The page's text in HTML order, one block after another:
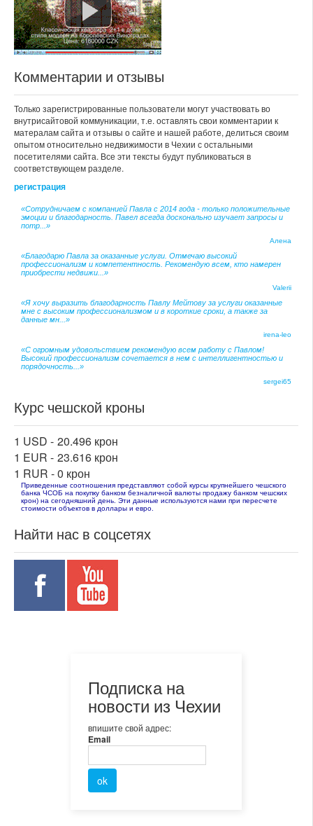
Комментарии и отзывы
Только зарегистрированные пользователи могут участвовать во
внутрисайтовой коммуникации, т.е. оставлять свои комментарии к
матералам сайта и отзывы о сайте и нашей работе, делиться своим
опытом относительно недвижимости в Чехии с остальными
посетителями сайта. Все эти тексты будут публиковаться в
соответствующем разделе.
регистрация
«Сотрудничаем с компанией Павла с 2014 года - только положительные
эмоции и благодарность. Павел всегда досконально изучает запросы и
потр...»
Алена
«Благодарю Павла за оказанные услуги. Отмечаю высокий
профессионализм и компетентность. Рекомендую всем, кто намерен
приобрести недвижи...»
Valerii
«Я хочу выразить благодарность Павлу Мейтову за услуги оказанные
мне с высоким профессионализмом и в короткие сроки, а также за
данные мн...»
irena-leo
«С огромным удовольствием рекомендую всем работу с Павлом!
Высокий профессионализм сочетается в нем с интеллигентностью и
порядочность...»
sergei65
Курс чешской кроны
1 USD - 20.496 крон
1 EUR - 23.616 крон
1 RUR -0 крон
Приведенные соотношения представляют собой курсы крупнейшего чешского
банка ЧСОБ на покупку банком безналичной валюты продажу банком чешских
крон) на сегодняшний день. Эти данные используются нами при пересчете
стоимости объектов в доллары и евро.
Найти нас в соцсетях
Подписка на
новости из Чехии
впишите свой адрес:
Email